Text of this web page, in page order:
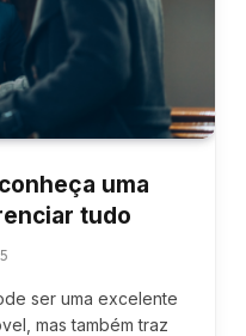
uma
tudo
ser uma excelente
mas também traz